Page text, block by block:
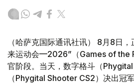
（哈萨克国际通讯社讯） 8月8日
来运动会—2026”（Games of the
官阶段。当天，数字格斗（
（Phygital Shooter CS2）决出冠